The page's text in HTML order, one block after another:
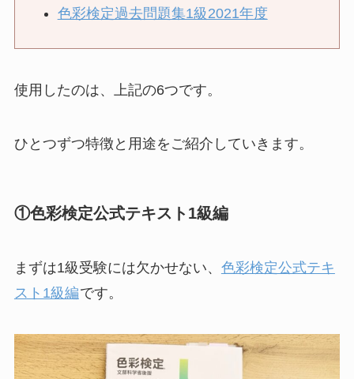
色彩検定過去問題集1級2021年度
使用したのは、上記の6つです。
ひとつずつ特徴と用途をご紹介していきます。
①色彩検定公式テキスト1級編
まずは1級受験には欠かせない、 色彩検定公式テキ
スト1級編です。